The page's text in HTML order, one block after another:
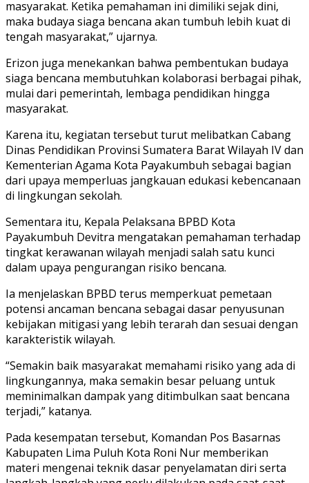
masyarakat. Ketika pemahaman ini dimiliki sejak dini,
maka budaya siaga bencana akan tumbuh lebih kuat di
tengah masyarakat,” ujarnya.
Erizon juga menekankan bahwa pembentukan budaya
siaga bencana membutuhkan kolaborasi berbagai pihak,
mulai dari pemerintah, lembaga pendidikan hingga
masyarakat.
Karena itu, kegiatan tersebut turut melibatkan Cabang
Dinas Pendidikan Provinsi Sumatera Barat Wilayah IV dan
Kementerian Agama Kota Payakumbuh sebagai bagian
dari upaya memperluas jangkauan edukasi kebencanaan
di lingkungan sekolah.
Sementara itu, Kepala Pelaksana BPBD Kota
Payakumbuh Devitra mengatakan pemahaman terhadap
tingkat kerawanan wilayah menjadi salah satu kunci
dalam upaya pengurangan risiko bencana.
Ia menjelaskan BPBD terus memperkuat pemetaan
potensi ancaman bencana sebagai dasar penyusunan
kebijakan mitigasi yang lebih terarah dan sesuai dengan
karakteristik wilayah.
“Semakin baik masyarakat memahami risiko yang ada di
lingkungannya, maka semakin besar peluang untuk
meminimalkan dampak yang ditimbulkan saat bencana
terjadi,” katanya.
Pada kesempatan tersebut, Komandan Pos Basarnas
Kabupaten Lima Puluh Kota Roni Nur memberikan
materi mengenai teknik dasar penyelamatan diri serta